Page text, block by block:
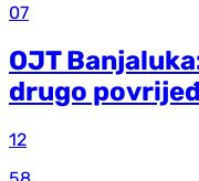
07
OJT
drugo
12